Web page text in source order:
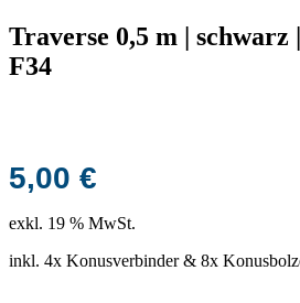
Traverse 0,5 m | schwarz
F34
5,00 €
exkl. 19 % MwSt.
inkl. 4x Konusverbinder & 8x